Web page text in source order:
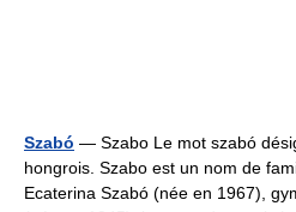
Szabó — Szabo Le mot szabó
hongrois. Szabo est un nom de
Ecaterina Szabó (née en 1967),